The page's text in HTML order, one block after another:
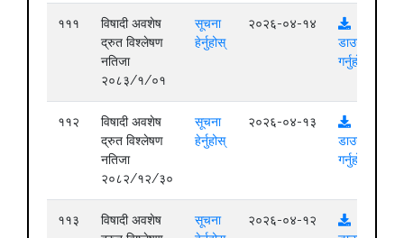
१११
विषादी अवशेष
द्रुत विश्लेषण
नतिजा
२०८३/१/०१
सूचना
हेर्नुहोस्
२०२६-०४-१४
डाउनलोड
गर्नुहोस्
११२
विषादी अवशेष
द्रुत विश्लेषण
नतिजा
२०८२/१२/३०
सूचना
हेर्नुहोस्
२०२६-०४-१३
डाउनलोड
गर्नुहोस्
११३
विषादी अवशेष
सूचना
२०२६-०४-१२